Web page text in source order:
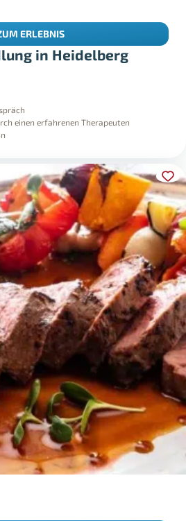
in Heidelberg
einen erfahrenen Therapeuten
ERLEBNIS